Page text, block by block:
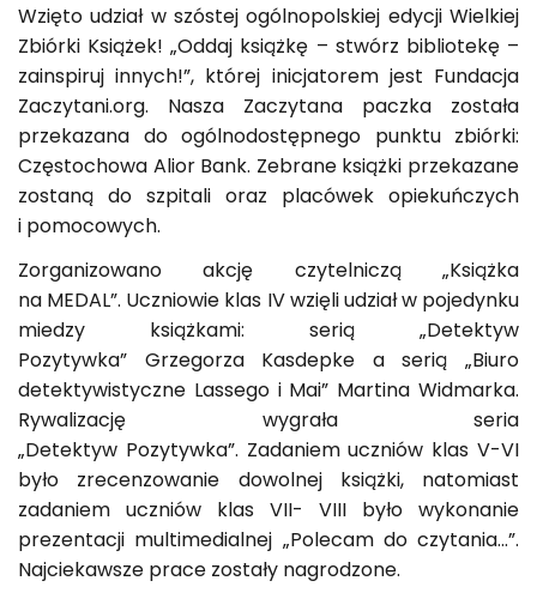
Wzięto udział w szóstej ogólnopolskiej edycji Wielkiej
Zbiórki Książek! „Oddaj książkę – stwórz bibliotekę –
zainspiruj innych!”, której inicjatorem jest Fundacja
Zaczytani.org. Nasza Zaczytana paczka została
przekazana do ogólnodostępnego punktu zbiórki:
Częstochowa Alior Bank. Zebrane książki przekazane
zostaną do szpitali oraz placówek opiekuńczych
i pomocowych.
Zorganizowano akcję czytelniczą „Książka
na MEDAL”. Uczniowie klas IV wzięli udział w pojedynku
miedzy książkami: serią „Detektyw
Pozytywka” Grzegorza Kasdepke a serią „Biuro
detektywistyczne Lassego i Mai” Martina Widmarka.
Rywalizację wygrała seria
„Detektyw Pozytywka”. Zadaniem uczniów klas V-VI
było zrecenzowanie dowolnej książki, natomiast
zadaniem uczniów klas VII- VIII było wykonanie
prezentacji multimedialnej „Polecam do czytania…”.
Najciekawsze prace zostały nagrodzone.